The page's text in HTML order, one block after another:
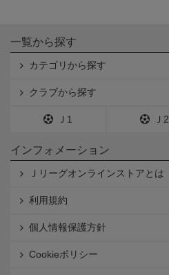
一覧から探す
カテゴリから探す
クラブから探す
Ｊ1 Ｊ2
インフォメーション
Ｊリーグオンラインストアとは
利用規約
個人情報保護方針
Cookieポリシー